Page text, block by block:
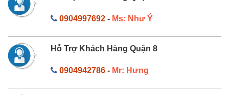
0904997692- Ms: Như Ý
Hỗ Trợ Khách Hàng Quận 8
0904942786- Mr: Hưng